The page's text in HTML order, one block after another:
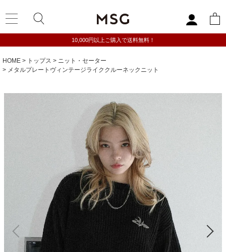
10,000円以上ご購入で送料無料！
HOME トップス
ニット・セーター
メタルプレートヴィンテージライククルーネックニット